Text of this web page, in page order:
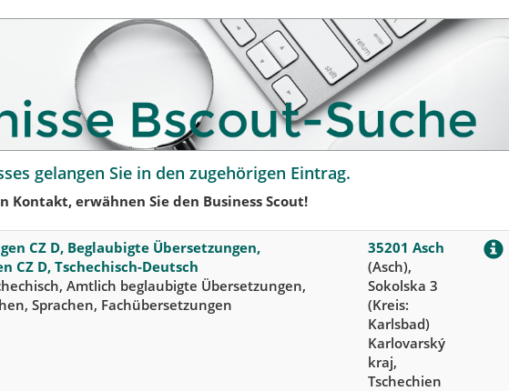
gelangen Sie in den zugehörigen Eintrag.
Kontakt, erwähnen Sie den Business Scout!
CZ D, Beglaubigte Übersetzungen,
CZ D, Tschechisch-Deutsch
Amtlich beglaubigte Übersetzungen,
Sprachen, Fachübersetzungen
35201 Asch
(Asch),
Sokolska 3
(Kreis:
Karlsbad)
Karlovarský
kraj,
Tschechien